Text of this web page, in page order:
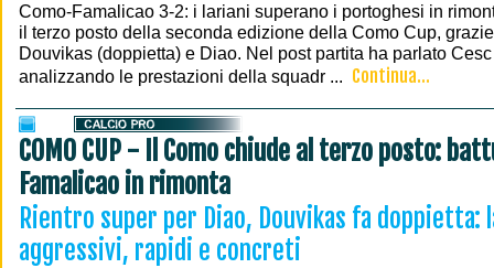
Como-Famalicao 3-2: i lariani superano i portoghesi in
il terzo posto della seconda edizione della Como Cup,
Douvikas (doppietta) e Diao. Nel post partita ha parlato
analizzando le prestazioni della squadr ... Continua...
COMO CUP - Il Como chiude al terzo posto:
Famalicao in rimonta
Rientro super per Diao, Douvikas fa doppietta:
aggressivi, rapidi e concreti